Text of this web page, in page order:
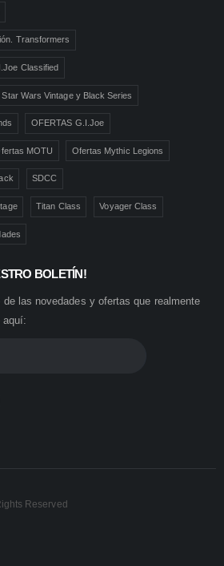
Transformers
Classified
Wars Vintage y Black Series
OFERTAS G.I.Joe
MOTU Ofertas Mythic Legions
SDCC
Titan Class Voyager Class
BOLETÍN!
las novedades y ofertas que realmente
aquí:
Reserved